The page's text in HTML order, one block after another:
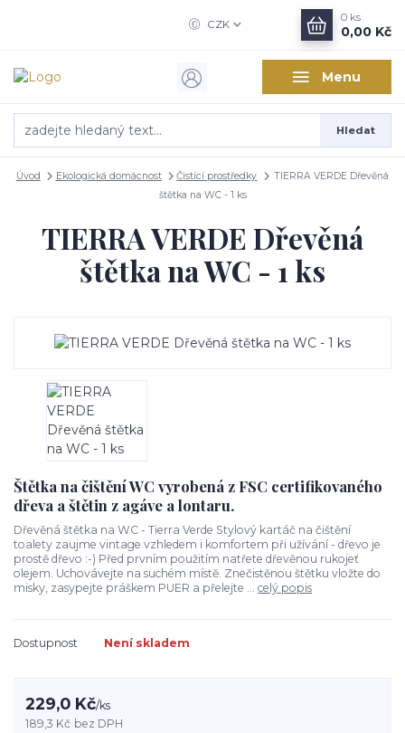
Menu
CZK
Hledat
0 ks
0,00 Kč
Úvod Ekologická domácnost Čistící prostředky
TIERRA VERDE Dřevěná
štětka na WC - 1 ks
TIERRA VERDE Dřevěná
štětka na WC - 1 ks
Štětka na čištění WC vyrobená z FSC certifikovaného
dřeva a štětin z agáve a lontaru.
Dřevěná štětka na WC - Tierra Verde Stylový kartáč na čištění
toalety zaujme vintage vzhledem i komfortem při užívání - dřevo je
prostě dřevo :-) Před prvním použitím natřete dřevěnou rukojeť
olejem. Uchovávejte na suchém místě. Znečistěnou štětku vložte do
misky, zasypejte práškem PUER a přelejte ... celý popis
Dostupnost Není skladem
229,0 Kč/ks
189,3 Kč bez DPH